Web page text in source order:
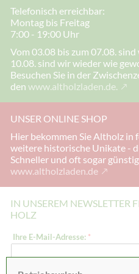
Telefonisch erreichbar:
Montag bis Freitag
7:00 - 19:00 Uhr
Vom 03.08 bis zum 07.08.
10.08. sind wir wieder wie
Besuchen Sie in der
den www.altholzladen.de.
UNSER ONLINE SHOP
Hier bekommen Sie Altholz in
weitere historische Unikate -
Schneller und oft sogar
www.altholzladen.de
IN UNSEREM NEWSLETTER
HOLZ
h
e
Ihre E-Mail-Adresse: *